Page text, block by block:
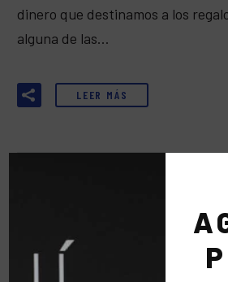
dinero que destinamos a los
alguna de las…
LEER MÁS